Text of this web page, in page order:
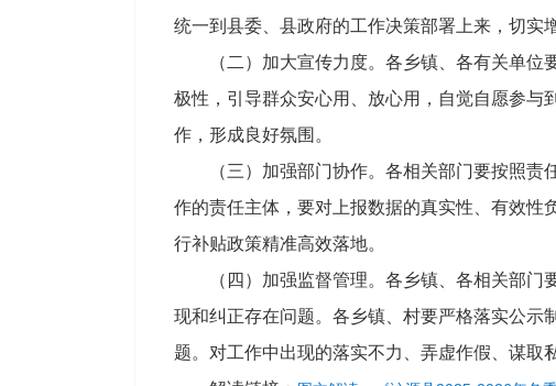
统一到县委、县政府的工作决策部署上来，切实
（二）加大宣传力度。各乡镇、各有关单
极性，引导群众安心用、放心用，自觉自愿参与
作，形成良好氛围。
（三）加强部门协作。各相关部门要按照
作的责任主体，要对上报数据的真实性、有效性
行补贴政策精准高效落地。
（四）加强监督管理。各乡镇、各相关部
现和纠正存在问题。各乡镇、村要严格落实公示
题。对工作中出现的落实不力、弄虚作假、谋取